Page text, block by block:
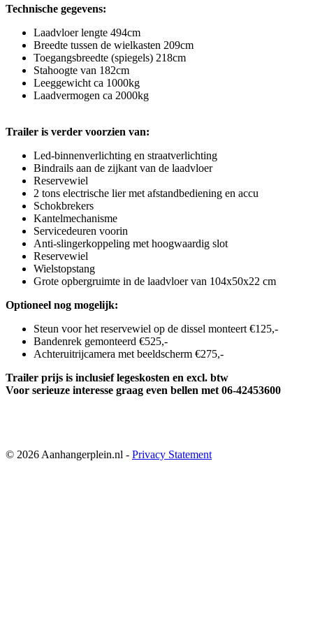
Technische gegevens:
Laadvloer lengte 494cm
Breedte tussen de wielkasten 209cm
Toegangsbreedte (spiegels) 218cm
Stahoogte van 182cm
Leeggewicht ca 1000kg
Laadvermogen ca 2000kg
Trailer is verder voorzien van:
Led-binnenverlichting en straatverlichting
Bindrails aan de zijkant van de laadvloer
Reservewiel
2 tons electrische lier met afstandbediening en accu
Schokbrekers
Kantelmechanisme
Servicedeuren voorin
Anti-slingerkoppeling met hoogwaardig slot
Reservewiel
Wielstopstang
Grote opbergruimte in de laadvloer van 104x50x22 cm
Optioneel nog mogelijk:
Steun voor het reservewiel op de dissel monteert €125,-
Bandenrek gemonteerd €525,-
Achteruitrijcamera met beeldscherm €275,-
Trailer prijs is inclusief legeskosten en excl. btw
Voor serieuze interesse graag even bellen met 06-42453600
© 2026 Aanhangerplein.nl - Privacy Statement